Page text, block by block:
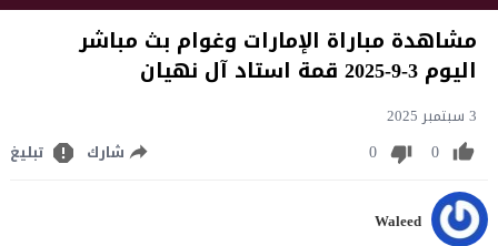
مشاهدة مباراة الإمارات وغوام بث مباشر
اليوم 3-9-2025 قمة استاد آل نهيان
3 سبتمبر 2025
0
0 شارك تبليغ
Waleed